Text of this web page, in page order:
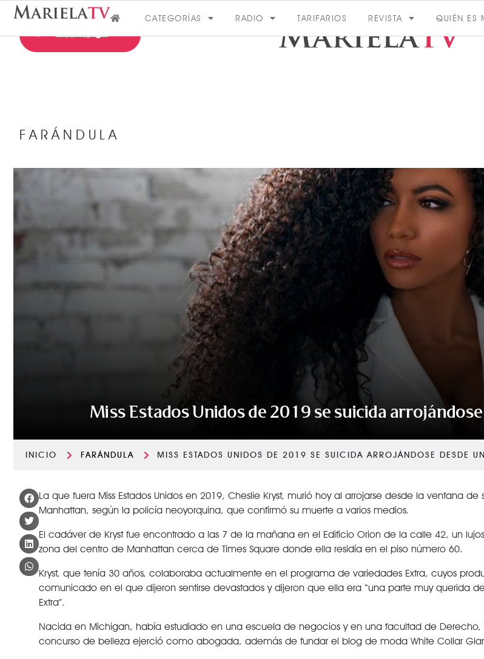
CATEGORÍAS RADIO TARIFARIOS REVISTA QUIÉN ES
VER MÁS
VER TODAS LAS
FARÁNDULA
Miss Estados Unidos de 2019 se suicida
INICIO FARÁNDULA MISS ESTADOS UNIDOS DE 2019 SE SUICIDA ARROJÁNDOSE DESDE
La que fuera Miss Estados Unidos en 2019, Cheslie Kryst, murió hoy al arrojarse desde la ventana
Manhattan, según la policía neoyorquina, que confirmó su muerte a varios medios.
El cadáver de Kryst fue encontrado a las 7 de la mañana en el Edificio Orion de la calle 42, un
zona del centro de Manhattan cerca de Times Square donde ella residía en el piso número 60.
Kryst, que tenía 30 años, colaboraba actualmente en el programa de variedades Extra, cuyos
comunicado en el que dijeron sentirse devastados y dijeron que ella era “una parte muy querida
Extra”.
Nacida en Michigan, había estudiado en una escuela de negocios y en una facultad de Derecho,
concurso de belleza ejerció como abogada, además de fundar el blog de moda White Collar